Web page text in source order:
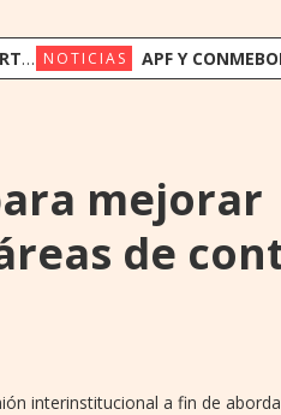
CAPITAL NOTICIAS APF Y CONMEBOL RESPALDAN A LA FIFA Y LLAMAN A
mejorar
de
interinstitucional a fin de